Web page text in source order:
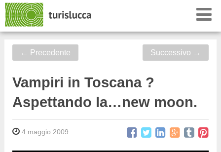
← Precedente Successivo →
Vampiri in Toscana ?
Aspettando la…new moon.
4 maggio 2009